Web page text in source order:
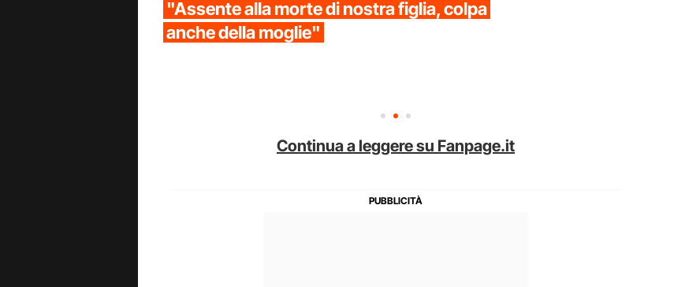
"Assente alla morte di nostra figlia, colpa
anche della moglie"
Continua a leggere su Fanpage.it